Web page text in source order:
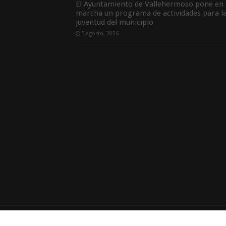
El Ayuntamiento de Vallehermoso pone en
marcha un programa de actividades para
juventud del municipio
5 agosto, 2026